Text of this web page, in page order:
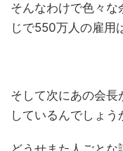
そんなわけで色々
じで550万人の雇用
そして次にあの会
しているんでしょう